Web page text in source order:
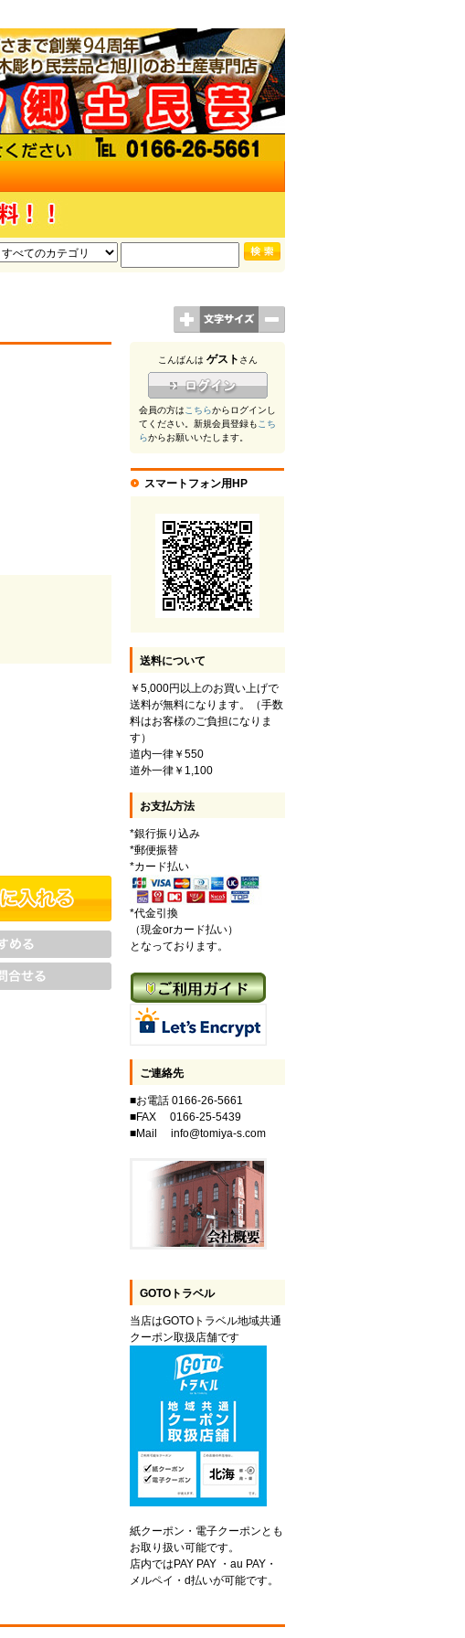
こんばんは ゲスト さん
会員の方はこちらからログインし
てください。新規会員登録もこち
らからお願いいたします。
スマートフォン用HP
送料について
￥5,000円以上のお買い上げで
送料が無料になります。（手数
料はお客様のご負担になりま
す）
道内一律￥550
道外一律￥1,100
お支払方法
*銀行振り込み
*郵便振替
*カード払い
*代金引換
（現金orカード払い）
となっております。
ご連絡先
■お電話 0166-26-5661
■FAX 0166-25-5439
■Mail info@tomiya-s.com
GOTOトラベル
当店はGOTOトラベル地域共通
クーポン取扱店舗です
紙クーポン・電子クーポンとも
お取り扱い可能です。
店内ではPAY PAY ・au PAY・
メルペイ・d払いが可能です。